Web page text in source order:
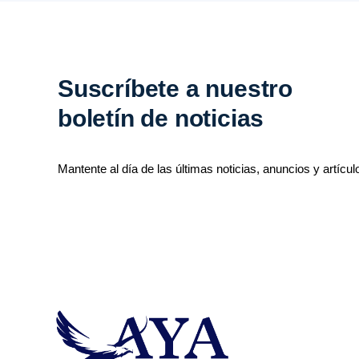
Suscríbete a nuestro
boletín de noticias
Mantente al día de las últimas noticias, anuncios y